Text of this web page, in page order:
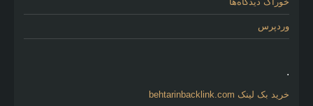
وردپرس
.
خرید بک لینک behtarinbacklink.com